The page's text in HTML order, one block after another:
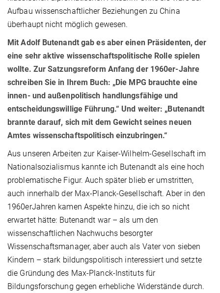
Aufbau wissenschaftlicher Beziehungen zu China
überhaupt nicht möglich gewesen.
Mit Adolf Butenandt gab es aber einen Präsidenten, der
eine sehr aktive wissenschaftspolitische Rolle spielen
wollte. Zur Satzungsreform Anfang der 1960er-Jahre
schreiben Sie in Ihrem Buch: „Die MPG brauchte eine
innen- und außenpolitisch handlungsfähige und
entscheidungswillige Führung.“ Und weiter: „Butenandt
brannte darauf, sich mit dem Gewicht seines neuen
Amtes wissenschaftspolitisch einzubringen.“
Aus unseren Arbeiten zur Kaiser-Wilhelm-Gesellschaft im
Nationalsozialismus kannte ich Butenandt als eine hoch
problematische Figur. Auch später blieb er umstritten,
auch innerhalb der Max-Planck-Gesellschaft. Aber in den
1960erJahren kamen Aspekte hinzu, die ich so nicht
erwartet hätte: Butenandt war – als um den
wissenschaftlichen Nachwuchs besorgter
Wissenschaftsmanager, aber auch als Vater von sieben
Kindern – stark bildungspolitisch interessiert und setzte
die Gründung des Max-Planck-Instituts für
Bildungsforschung gegen erhebliche Widerstände durch.